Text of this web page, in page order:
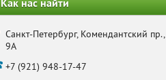
Как нас найти
Санкт-Петербург, Комендантский пр.,
9А
+7 (921) 948-17-47